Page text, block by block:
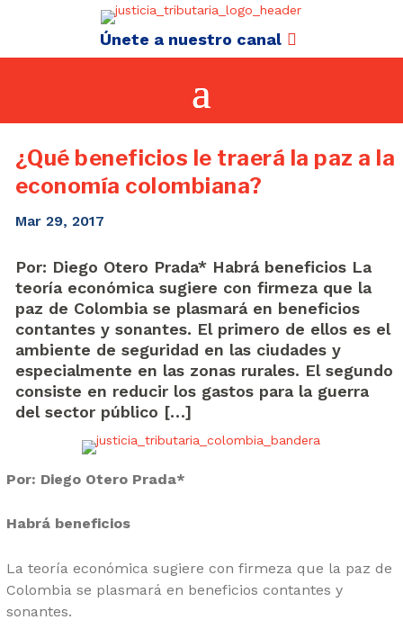
Únete a nuestro canal
¿Qué beneficios le traerá la paz a la
economía colombiana?
Mar 29, 2017
Por: Diego Otero Prada* Habrá beneficios La
teoría económica sugiere con firmeza que la
paz de Colombia se plasmará en beneficios
contantes y sonantes. El primero de ellos es el
ambiente de seguridad en las ciudades y
especialmente en las zonas rurales. El segundo
consiste en reducir los gastos para la guerra
del sector público […]
Por: Diego Otero Prada*
Habrá beneficios
La teoría económica sugiere con firmeza que la paz de
Colombia se plasmará en beneficios contantes y
sonantes.